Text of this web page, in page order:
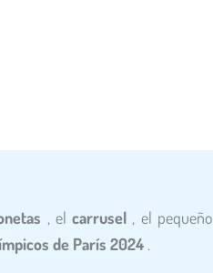
, elcarrusel , el pequeño
de París 2024 .